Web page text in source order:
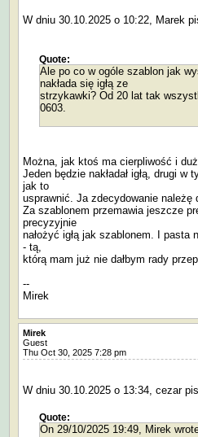
W dniu 30.10.2025 o 10:22, Marek
Quote:
Ale po co w ogóle szablon jak
nakłada się igłą ze
strzykawki? Od 20 lat tak
0603.
Można, jak ktoś ma cierpliwość i
Jeden będzie nakładał igłą, drugi
jak to
usprawnić. Ja zdecydowanie należę
Za szablonem przemawia jeszcze
precyzyjnie
nałożyć igłą jak szablonem. I
- tą,
którą mam już nie dałbym rady
--
Mirek
Mirek
Guest
Thu Oct 30, 2025 7:28 pm
W dniu 30.10.2025 o 13:34, cezar
Quote:
On 29/10/2025 19:49, Mirek